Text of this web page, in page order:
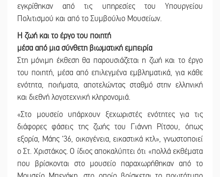
εγκρίθηκαν από τις υπηρεσίες του Υπουργείου
Πολιτισμού και από το Συμβούλιο Μουσείων.
Η ζωή και το έργο του ποιητή
μέσα από μια σύνθετη βιωματική εμπειρία
Στη μόνιμη έκθεση θα παρουσιάζεται η ζωή και το έργο
του ποιητή, μέσα από επιλεγμένα εμβληματικά, για κάθε
ενότητα, ποιήματα, αποτελώντας σταθμό στην ελληνική
και διεθνή λογοτεχνική κληρονομιά.
«Στο μουσείο υπάρχουν ξεχωριστές ενότητες για τις
διάφορες φάσεις της ζωής του Γιάννη Ρίτσου, όπως
εξορία, Μάης ‘36, οικογένεια, εικαστικά κτλ», γνωστοποιεί
ο Στ. Χριστάκος. Ο ίδιος αποκαλύπτει ότι «πολλά εκθέματα
που βρίσκονται στο μουσείο παραχωρήθηκαν από το